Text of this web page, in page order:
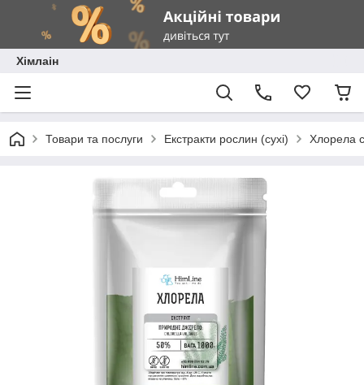
Хімлаін
Товари та послуги Екстракти рослин (сухі) Хлорела